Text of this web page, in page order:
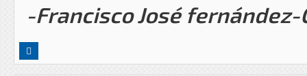
-Francisco José